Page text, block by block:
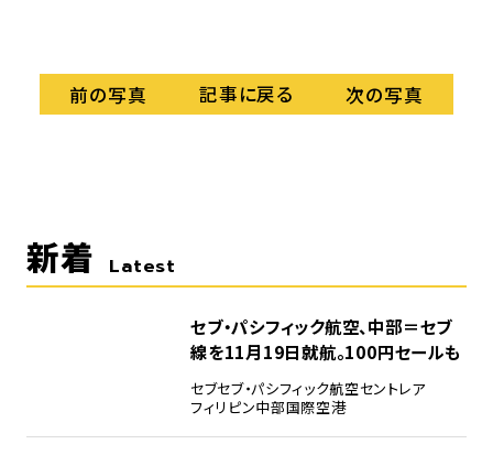
前の写真 記事に戻る 次の写真
新着 Latest
セブ・パシフィック航空、中部＝セブ
線を11月19日就航。100円セールも
セブセブ・パシフィック航空セントレア
フィリピン中部国際空港